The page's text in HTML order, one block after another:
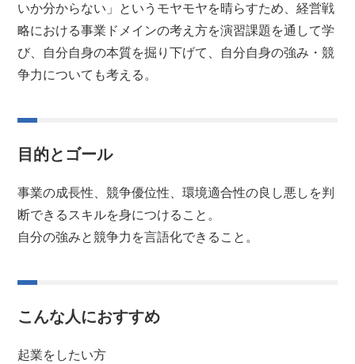
いか分からない」というモヤモヤを晴らすため、経営戦
略における事業ドメインの考え方を演習課題を通して学
び、自分自身の本質を掘り下げて、自分自身の強み・競
争力についても考える。
目的とゴール
事業の成長性、競争優位性、環境適合性の良し悪しを判
断できるスキルを身につけること。
自分の強みと競争力を言語化できること。
こんな人におすすめ
起業をしたい方